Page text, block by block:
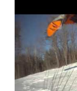
Image